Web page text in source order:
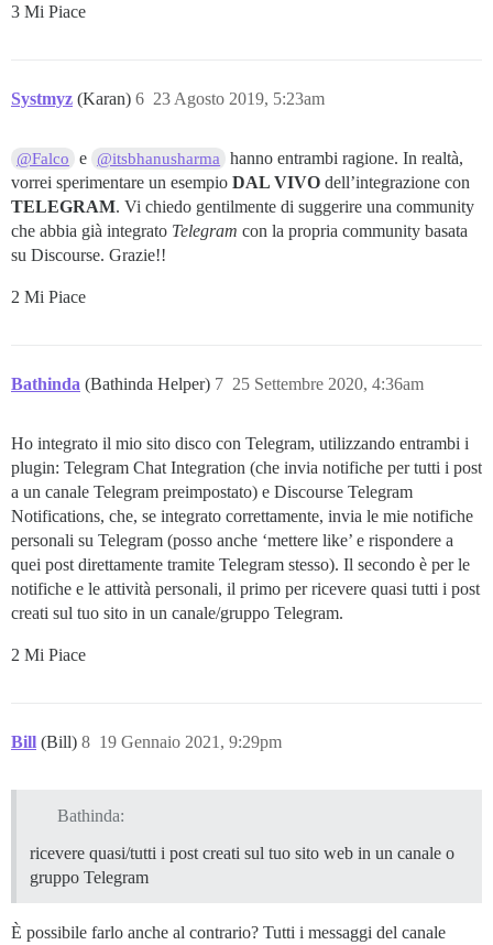
3 Mi Piace
Systmyz (Karan) 23 Agosto 2019, 5:23am
6
@Falco e @itsbhanusharma
hanno entrambi ragione. In realtà,
vorrei sperimentare un esempio DAL VIVO dell’integrazione con
TELEGRAM. Vi chiedo gentilmente di suggerire una community
che abbia già integrato Telegram con la propria community basata
su Discourse. Grazie!!
2 Mi Piace
Bathinda (Bathinda Helper) 25 Settembre 2020, 4:36am
7
Ho integrato il mio sito disco con Telegram, utilizzando entrambi i
plugin: Telegram Chat Integration (che invia notifiche per tutti i post
a un canale Telegram preimpostato) e Discourse Telegram
Notifications, che, se integrato correttamente, invia le mie notifiche
personali su Telegram (posso anche ‘mettere like’ e rispondere a
quei post direttamente tramite Telegram stesso). Il secondo è per le
notifiche e le attività personali, il primo per ricevere quasi tutti i post
creati sul tuo sito in un canale/gruppo Telegram.
2 Mi Piace
Bill (Bill) 19 Gennaio 2021, 9:29pm
8
Bathinda:
ricevere quasi/tutti i post creati sul tuo sito web in un canale o
gruppo Telegram
È possibile farlo anche al contrario? Tutti i messaggi del canale